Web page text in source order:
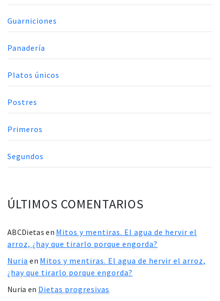
Guarniciones
Panadería
Platos únicos
Postres
Primeros
Segundos
ÚLTIMOS COMENTARIOS
ABCDietas en Mitos y mentiras. El agua de hervir el
arroz, ¿hay que tirarlo porque engorda?
Nuria en Mitos y mentiras. El agua de hervir el arroz,
¿hay que tirarlo porque engorda?
Nuria en Dietas progresivas